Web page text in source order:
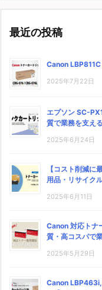
最近の投稿
Canon
2025年7月22日
エプソン SC-
質で業務を支える
2025年6月24日
【コスト削減
用品・リサイク
2025年6月11日
Canon 対応トナ
質・高コスパで
2025年5月29日
Canon